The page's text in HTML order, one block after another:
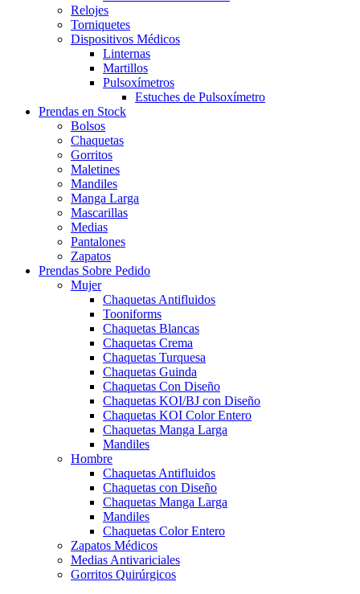
Relojes
Torniquetes
Dispositivos Médicos
Linternas
Martillos
Pulsoxímetros
Estuches de Pulsoxímetro
Prendas en Stock
Bolsos
Chaquetas
Gorritos
Maletines
Mandiles
Manga Larga
Mascarillas
Medias
Pantalones
Zapatos
Prendas Sobre Pedido
Mujer
Chaquetas Antifluidos
Tooniforms
Chaquetas Blancas
Chaquetas Crema
Chaquetas Turquesa
Chaquetas Guinda
Chaquetas Con Diseño
Chaquetas KOI/BJ con Diseño
Chaquetas KOI Color Entero
Chaquetas Manga Larga
Mandiles
Hombre
Chaquetas Antifluidos
Chaquetas con Diseño
Chaquetas Manga Larga
Mandiles
Chaquetas Color Entero
Zapatos Médicos
Medias Antivariciales
Gorritos Quirúrgicos